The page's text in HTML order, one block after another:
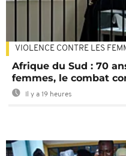
VIOLENCE CONTRE LES
Afrique du Sud : 70
femmes, le combat
Il y a 19 heures